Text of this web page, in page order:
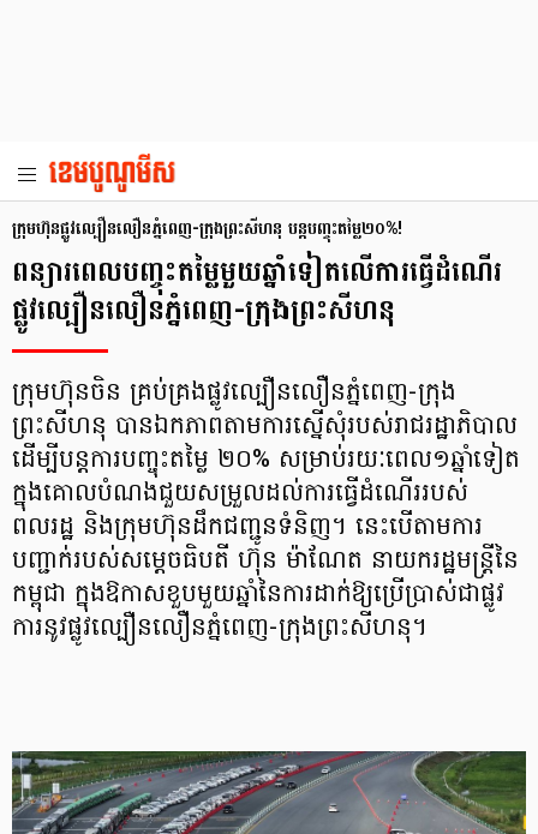
ក្រុមហ៊ុនផ្លូវល្បឿនលឿនភ្នំពេញ-ក្រុងព្រះសីហនុ បន្ដបញ្ចុះតម្លៃ២០%!
ពន្យារពេលបញ្ចុះតម្លៃមួយឆ្នាំទៀតលើការធ្វើដំណើរ
ផ្លូវល្បឿនលឿនភ្នំពេញ-ក្រុងព្រះសីហនុ
ក្រុមហ៊ុនចិន គ្រប់គ្រងផ្លូវល្បឿនលឿនភ្នំពេញ-ក្រុង
ព្រះសីហនុ បានឯកភាពតាមការស្នើសុំរបស់រាជរដ្ឋាភិបាល
ដើម្បីបន្ដការបញ្ចុះតម្លៃ ២០% សម្រាប់រយៈពេល១ឆ្នាំទៀត
ក្នុងគោលបំណងជួយសម្រួលដល់ការធ្វើដំណើររបស់
ពលរដ្ឋ និងក្រុមហ៊ុនដឹកជញ្ជូនទំនិញ។ នេះបើតាមការ
បញ្ជាក់របស់សម្តេចធិបតី ហ៊ុន ម៉ាណែត នាយករដ្ឋមន្ត្រីនៃ
កម្ពុជា ក្នុងឱកាសខួបមួយឆ្នាំនៃការដាក់ឱ្យប្រើប្រាស់ជាផ្លូវ
ការនូវផ្លូវល្បឿនលឿនភ្នំពេញ-ក្រុងព្រះសីហនុ។